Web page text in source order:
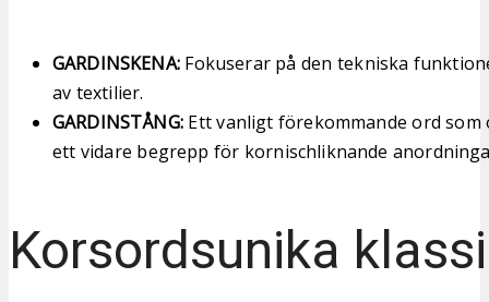
GARDINSKENA:Fokuserar på den tekniska
av textilier.
GARDINSTÅNG:Ett vanligt förekommande ord
ett vidare begrepp för kornischliknande
Korsordsunika